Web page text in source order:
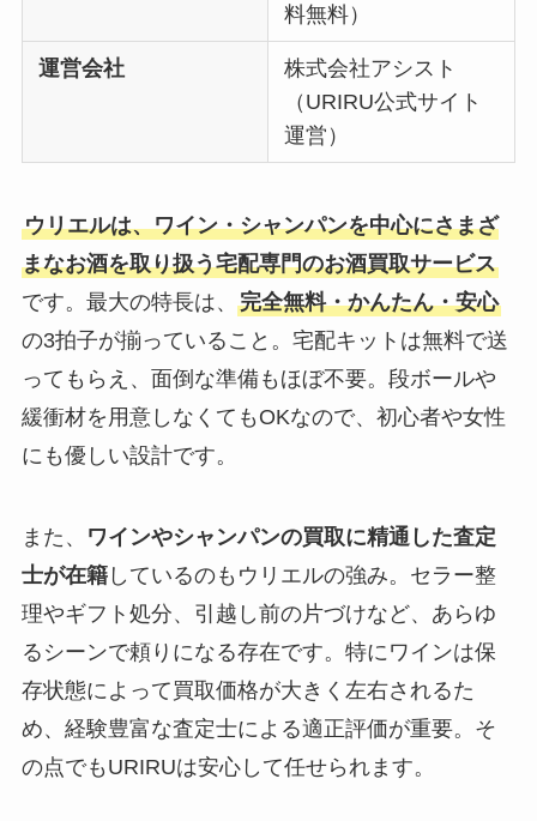
料無料）
運営会社
株式会社アシスト
（URIRU公式サイト
運営）
ウリエルは、ワイン・シャンパンを中心にさまざ
まなお酒を取り扱う宅配専門のお酒買取サービス
です。最大の特長は、 完全無料・かんたん・安心
の3拍子が揃っていること。宅配キットは無料で送
ってもらえ、面倒な準備もほぼ不要。段ボールや
緩衝材を用意しなくてもOKなので、初心者や女性
にも優しい設計です。
また、
ワインやシャンパンの買取に精通した査定
士が在籍しているのもウリエルの強み。セラー整
理やギフト処分、引越し前の片づけなど、あらゆ
るシーンで頼りになる存在です。特にワインは保
存状態によって買取価格が大きく左右されるた
め、経験豊富な査定士による適正評価が重要。そ
の点でもURIRUは安心して任せられます。